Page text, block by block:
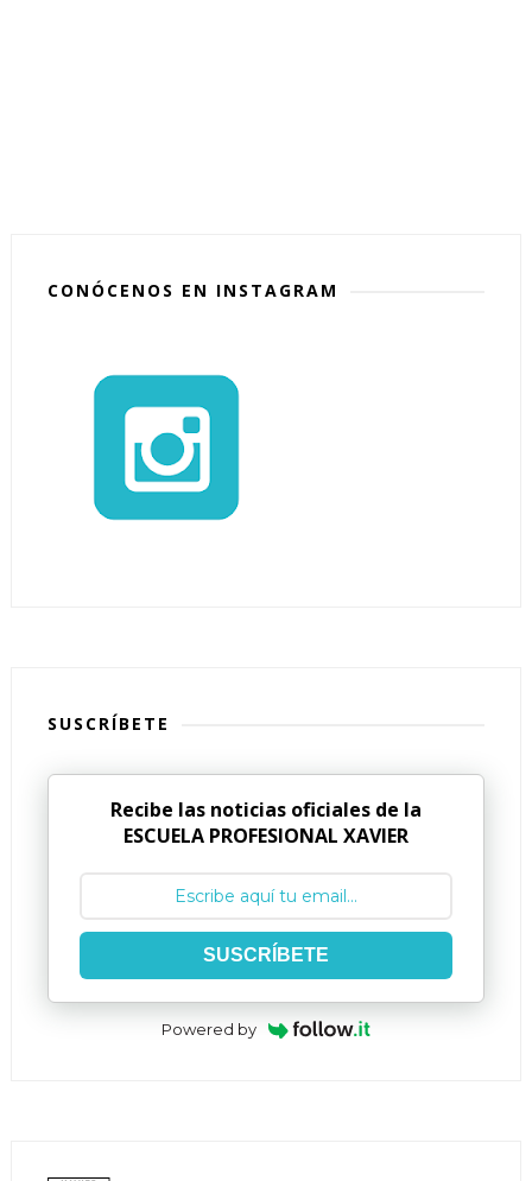
CONÓCENOS EN INSTAGRAM
SUSCRÍBETE
Recibe las noticias oficiales de la
ESCUELA PROFESIONAL XAVIER
SUSCRÍBETE
Powered by